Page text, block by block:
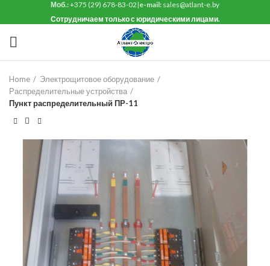
Моб.:+375 (29) 678-83-02 |e-mail: sales@atlant-e.by
Сотрудничаем только с юридическими лицами.
Home
Электрощитовое оборудование
Распределительные устройства
Пункт распределительный ПР-11